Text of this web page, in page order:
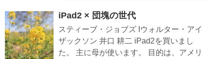
iPad2 × 団塊の世代
スティーブ・ジョブズ Iウォルター・アイ
ザックソン 井口 耕二 iPad2を買いまし
た。 主に母が使います。 目的は、アメリ